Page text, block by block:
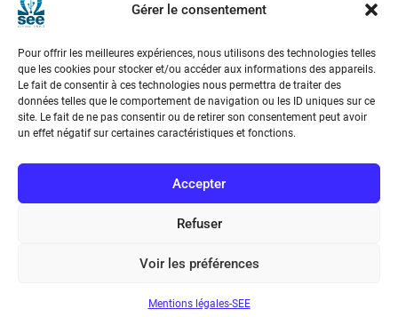
Gérer le consentement
Pour offrir les meilleures expériences, nous utilisons des technologies telles
que les cookies pour stocker et/ou accéder aux informations des appareils.
Le fait de consentir à ces technologies nous permettra de traiter des
données telles que le comportement de navigation ou les ID uniques sur ce
site. Le fait de ne pas consentir ou de retirer son consentement peut avoir
un effet négatif sur certaines caractéristiques et fonctions.
Accepter
Refuser
Voir les préférences
Mentions légales-SEE
Conditions Générales de Vente
Métro : « Boissière » Ligne 6 et « Iéna » Ligne 9
Téléphone : (+33) 1 56 90 37 17
N° de SIREN : 785 393 232, Code APE : 9412Z TVA intra-
communautaire : FR44 785 393 232